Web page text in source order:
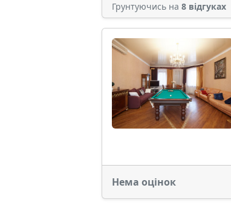
Грунтуючись на 8 відгуках
Нема оцінок